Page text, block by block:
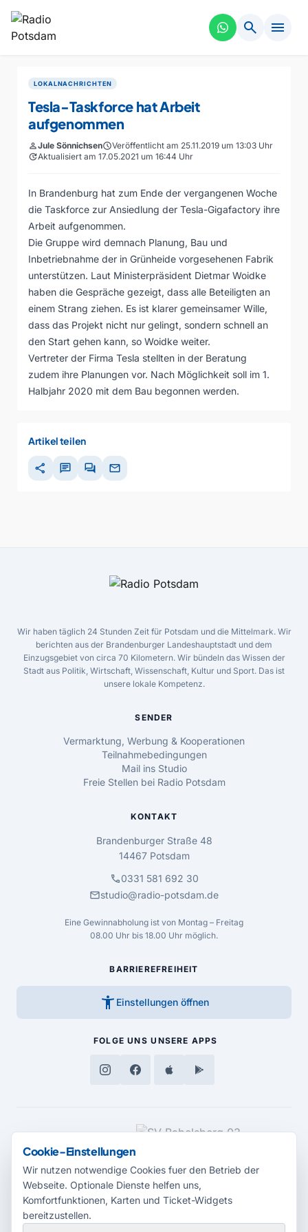
search menu
LOKALNACHRICHTEN
Tesla-Taskforce hat Arbeit
aufgenommen
personJule SönnichsenscheduleVeröffentlicht am 25.11.2019 um 13:03 Uhr
updateAktualisiert am 17.05.2021 um 16:44 Uhr
In Brandenburg hat zum Ende der vergangenen Woche
die Taskforce zur Ansiedlung der Tesla-Gigafactory ihre
Arbeit aufgenommen.
Die Gruppe wird demnach Planung, Bau und
Inbetriebnahme der in Grünheide vorgesehenen Fabrik
unterstützen. Laut Ministerpräsident Dietmar Woidke
haben die Gespräche gezeigt, dass alle Beteiligten an
einem Strang ziehen. Es ist klarer gemeinsamer Wille,
dass das Projekt nicht nur gelingt, sondern schnell an
den Start gehen kann, so Woidke weiter.
Vertreter der Firma Tesla stellten in der Beratung
zudem ihre Planungen vor. Nach Möglichkeit soll im 1.
Halbjahr 2020 mit dem Bau begonnen werden.
Artikel teilen
share chat forum mail
Wir haben täglich 24 Stunden Zeit für Potsdam und die Mittelmark. Wir
berichten aus der Brandenburger Landeshauptstadt und dem
Einzugsgebiet von circa 70 Kilometern. Wir bündeln das Wissen der
Stadt aus Politik, Wirtschaft, Wissenschaft, Kultur und Sport. Das ist
unsere lokale Kompetenz.
SENDER
Vermarktung, Werbung & Kooperationen
Teilnahmebedingungen
Mail ins Studio
Freie Stellen bei Radio Potsdam
KONTAKT
Brandenburger Straße 48
14467 Potsdam
call0331 581 692 30
mailstudio@radio-potsdam.de
Eine Gewinnabholung ist von Montag – Freitag
08.00 Uhr bis 18.00 Uhr möglich.
BARRIEREFREIHEIT
accessibility_new Einstellungen öffnen
FOLGE UNS UNSERE APPS
MEDIENPARTNER
Cookie-Einstellungen
Wir nutzen notwendige Cookies fuer den Betrieb der
Webseite. Optionale Dienste helfen uns,
Komfortfunktionen, Karten und Ticket-Widgets
bereitzustellen.